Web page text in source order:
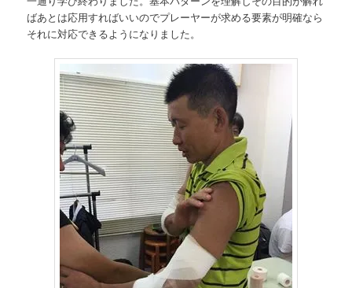
ばあとは応用すればいいのでプレーヤーが求める要素が明確なら
それに対応できるようになり ました。